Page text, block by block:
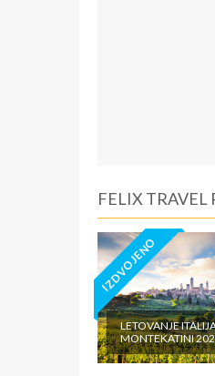
FELIX TRAVEL
IZDVOJENO
LETOVANJE
MONTEKATINI